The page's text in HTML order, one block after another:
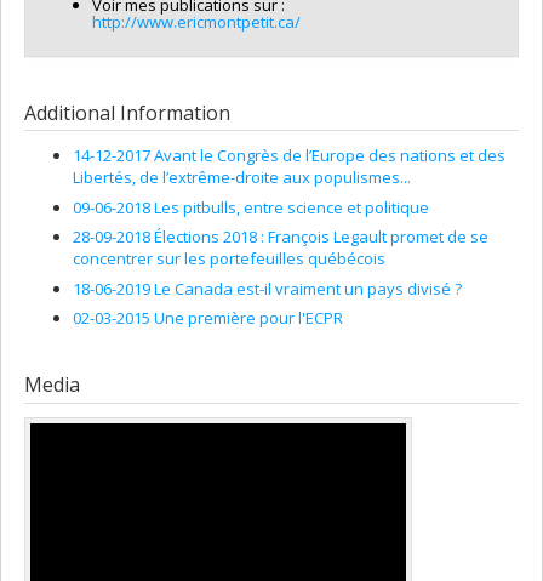
Voir mes publications sur :
http://www.ericmontpetit.ca/
Additional Information
14-12-2017 Avant le Congrès de l’Europe des nations et des
Libertés, de l’extrême-droite aux populismes...
09-06-2018 Les pitbulls, entre science et politique
28-09-2018 Élections 2018 : François Legault promet de se
concentrer sur les portefeuilles québécois
18-06-2019 Le Canada est-il vraiment un pays divisé ?
02-03-2015 Une première pour l'ECPR
Media